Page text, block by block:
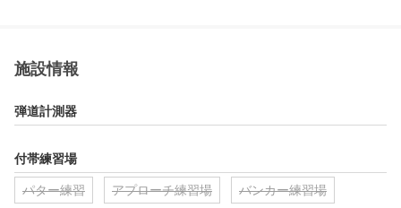
施設情報
弾道計測器
付帯練習場
パター練習 アプローチ練習場 バンカー練習場